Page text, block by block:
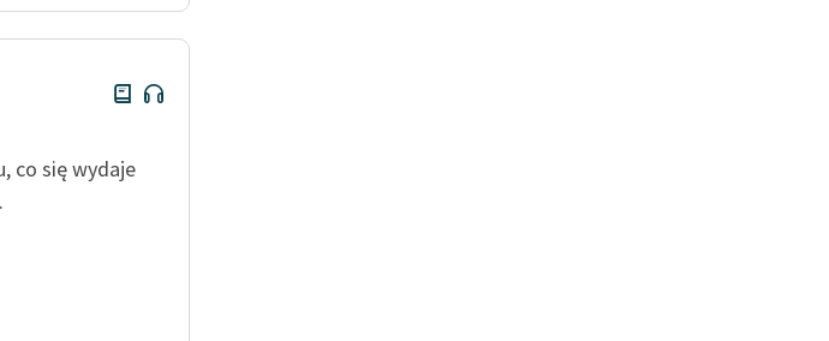
co się wydaje